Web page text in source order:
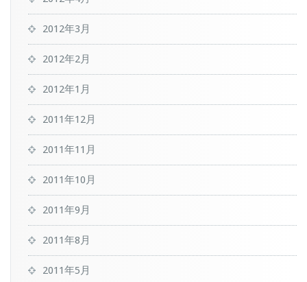
2012年3月
2012年2月
2012年1月
2011年12月
2011年11月
2011年10月
2011年9月
2011年8月
2011年5月